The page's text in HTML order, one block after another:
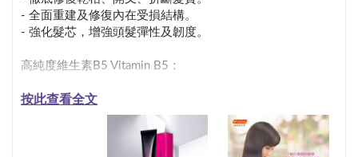
- 全面重建及修復內在受損結構。
- 強化髮芯，增強頭髮彈性及韌度。
高純度維生素B5 Vitamin B5：
- 改善受損的頭髮。
- 改善頭髮彈性，保濕性和柔韌性。
- 穿透你的髮幹和頭髮的根部，從而為頭髮提供額外的乙族
維生素，有助於增厚頭髮，促進頭髮生長，可使頭髮直徑增
按此查看全文